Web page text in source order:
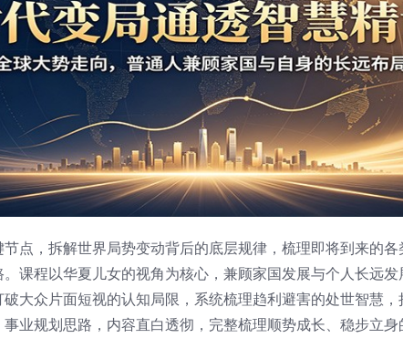
点，拆解世界局势变动背后的底层规律，梳理即将到来的
课程以华夏儿女的视角为核心，兼顾家国发展与个人长远
大众片面短视的认知局限，系统梳理趋利避害的处世智慧
业规划思路，内容直白透彻，完整梳理顺势成长、稳步立